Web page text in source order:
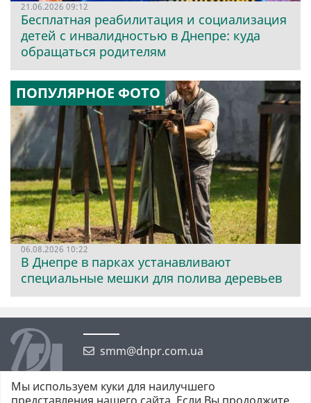
21.06.2026 09:12
Бесплатная реабилитация и социализация
детей с инвалидностью в Днепре: куда
обращаться родителям
ПОПУЛЯРНОЕ ФОТО
06.08.2026 10:22
В Днепре в парках устанавливают
специальные мешки для полива деревьев
smm@dnpr.com.ua
Мы используем куки для наилучшего